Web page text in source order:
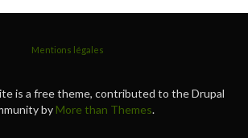
Mentions légales
is a free theme, contributed to the Drupal
by More than Themes.